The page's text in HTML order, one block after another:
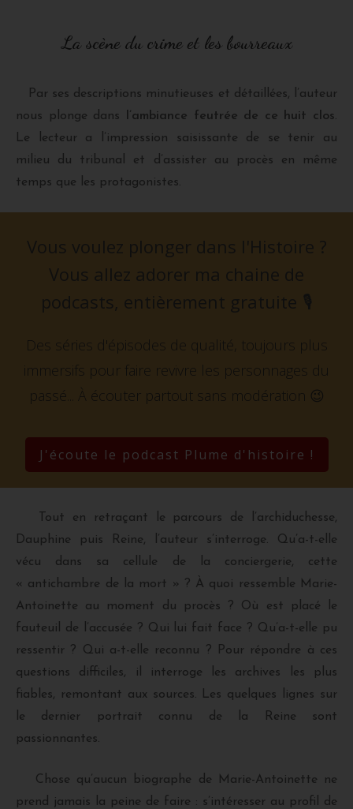
La scène du crime et les bourreaux
Par ses descriptions minutieuses et détaillées, l’auteur
nous plonge dans
l’ambiance feutrée de ce huit clos.
Le lecteur a l’impression saisissante de se tenir au
milieu du tribunal et d’assister au procès en même
temps que les protagonistes.
Vous voulez plonger dans l'Histoire ?
Vous allez adorer ma chaine de
podcasts, entièrement gratuite 🎙️
Des séries d'épisodes de qualité, toujours plus
immersifs pour faire revivre les personnages du
passé...
À écouter partout sans modération 😉
J'écoute le podcast Plume d'histoire !
Tout en retraçant le parcours de l’archiduchesse,
Dauphine puis Reine, l’auteur s’interroge. Qu’a-t-elle
vécu dans sa cellule de la conciergerie, cette
« antichambre de la mort » ? À quoi ressemble Marie-
Antoinette au moment du procès ? Où est placé le
fauteuil de l’accusée ? Qui lui fait face ? Qu’a-t-elle pu
ressentir ? Qui a-t-elle reconnu ? Pour répondre à ces
questions difficiles, il interroge les archives les plus
fiables, remontant aux sources. Les quelques lignes sur
le dernier portrait connu de la Reine sont
passionnantes.
Chose qu’aucun biographe de Marie-Antoinette ne
prend jamais la peine de faire : s’intéresser au profil de